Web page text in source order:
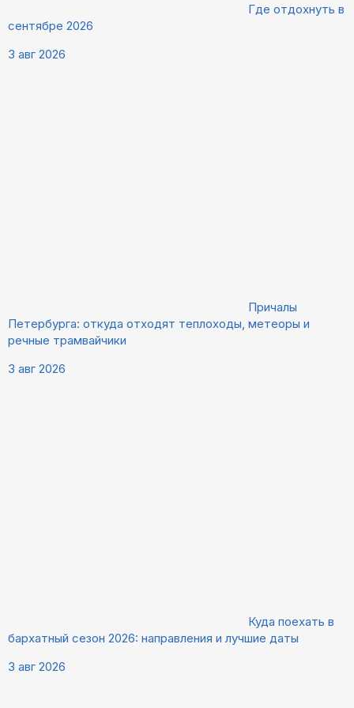
Где отдохнуть в
сентябре 2026
3 авг 2026
Причалы
Петербурга: откуда отходят теплоходы, метеоры и
речные трамвайчики
3 авг 2026
Куда поехать в
бархатный сезон 2026: направления и лучшие даты
3 авг 2026